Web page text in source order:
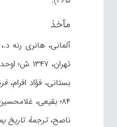
مآخذ
آلمانی، هانری رنه
تهران، ۱۳۴۷ ش؛ اوحدی مراغه‌ای،
بستانی، فؤاد افرام،
۸۴؛ بقیعی، غلامحسین،
ناصح، ترجمۀ تاریخ